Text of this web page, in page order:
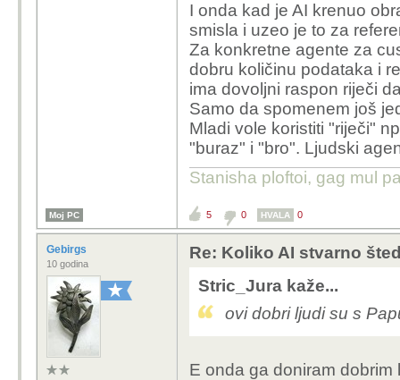
I onda kad je AI krenuo
smisla i uzeo je to za
Za konkretne agente za
dobru količinu podataka i
ima dovoljni raspon riječi
Samo da spomenem još
Mladi vole koristiti "riječi"
"buraz" i "bro". Ljudski
Stanisha ploftoi, gag mul
Moj PC 5 0 HVALA 0
Gebirgs
10 godina
Re: Koliko AI stvarno
Stric_Jura kaže...
ovi dobri ljudi su s
E onda ga doniram